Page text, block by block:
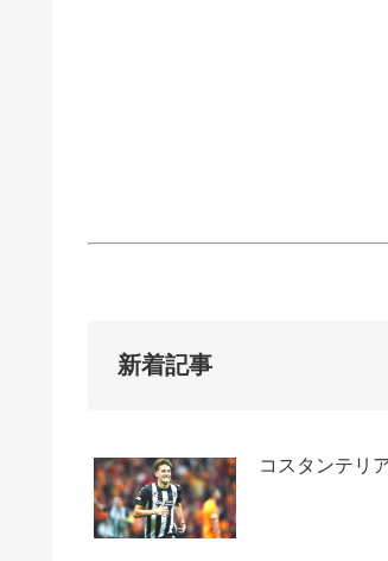
新着記事
コスタンテリ